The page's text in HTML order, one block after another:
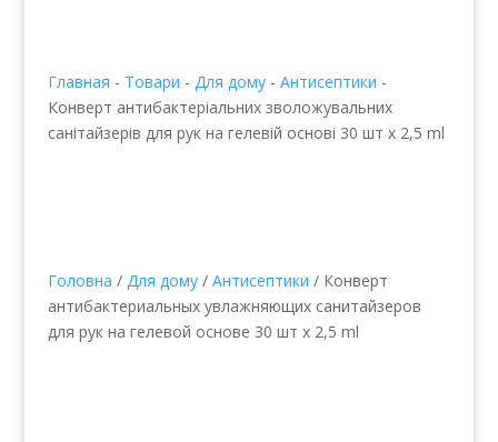
Главная - Товари - Для дому- Антисептики -
Конверт антибактеріальних зволожувальних
санітайзерів для рук на гелевій основі 30 шт х 2,5 ml
Головна / Для дому/ Антисептики / Конверт
антибактериальных увлажняющих санитайзеров
для рук на гелевой основе 30 шт х 2,5 ml